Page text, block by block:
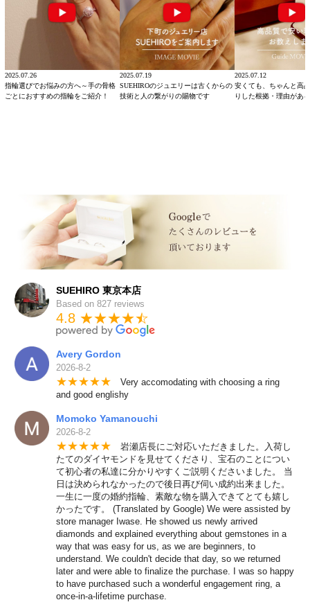
2025.07.26
指輪選びでお悩みの方へ～手の骨格
ごとにおすすめの指輪をご紹介！
2025.07.19
SUEHIROのジュエリーは古くからの
技術と人の繋がりの賜物です
2025.07.12
安くても、ちゃんと高
りした根拠・理由があ
SUEHIRO 東京本店
Based on 827 reviews
4.8 ★★★★★
☆
Avery Gordon
2026-8-2
★★★★★ Very accomodating with choosing a ring
and good englishy
Momoko Yamanouchi
2026-8-2
★★★★★ 岩瀬店長にご対応いただきました。入荷し
たてのダイヤモンドを見せてくださり、宝石のことについ
て初心者の私達に分かりやすくご説明くださいました。 当
日は決められなかったので後日再び伺い成約出来ました。
一生に一度の婚約指輪、素敵な物を購入できてとても嬉し
かったです。 (Translated by Google) We were assisted by
store manager Iwase. He showed us newly arrived
diamonds and explained everything about gemstones in a
way that was easy for us, as we are beginners, to
understand. We couldn't decide that day, so we returned
later and were able to finalize the purchase. I was so happy
to have purchased such a wonderful engagement ring, a
once-in-a-lifetime purchase.